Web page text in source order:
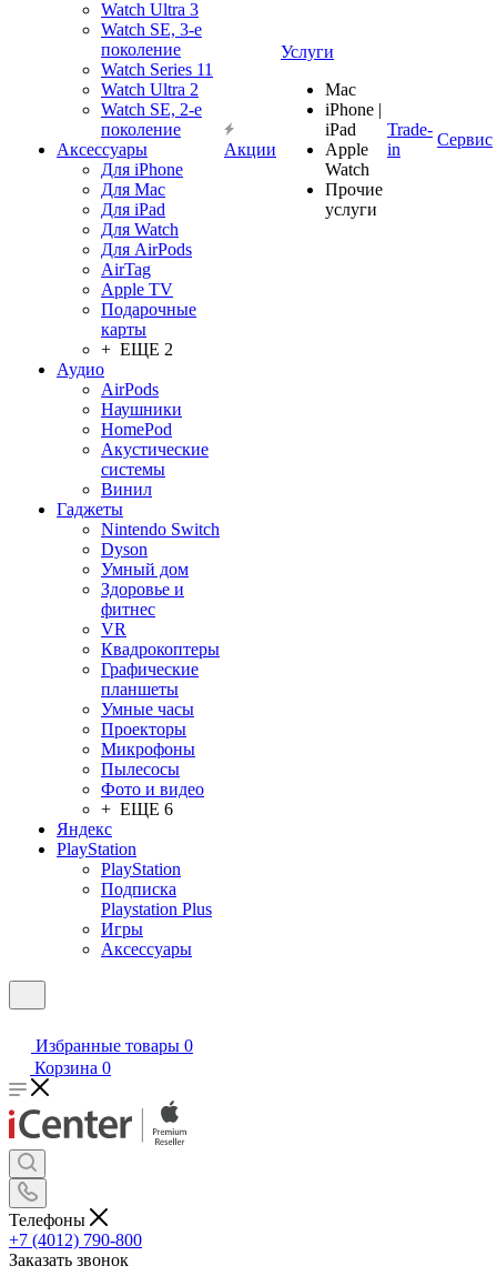
Watch Ultra 3
Watch SE, 3-е
поколение
Watch Series 11
Watch Ultra 2
Watch SE, 2-е
поколение
Аксессуары
Для iPhone
Для Mac
Для iPad
Для Watch
Для AirPods
AirTag
Apple TV
Подарочные
карты
+ ЕЩЕ 2
Аудио
AirPods
Наушники
HomePod
Акустические
системы
Винил
Гаджеты
Nintendo Switch
Dyson
Умный дом
Здоровье и
фитнес
VR
Квадрокоптеры
Графические
планшеты
Умные часы
Проекторы
Микрофоны
Пылесосы
Фото и видео
+ ЕЩЕ 6
Яндекс
PlayStation
PlayStation
Подписка
Playstation Plus
Игры
Аксессуары
Акции
Услуги
Mac
iPhone |
iPad
Apple
Watch
Прочие
услуги
Trade-
in
Сервис
Избранные товары 0
Корзина 0
Телефоны
+7 (4012) 790-800
Заказать звонок